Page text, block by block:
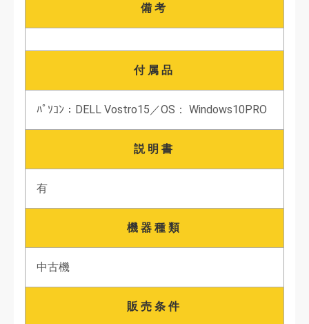
備考
付属品
ﾊﾟｿｺﾝ：DELL Vostro15／OS： Windows10PRO
説明書
有
機器種類
中古機
販売条件